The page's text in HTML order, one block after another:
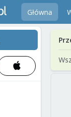
Główna